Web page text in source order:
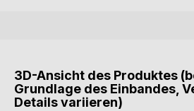
3D-Ansicht des Produktes
Grundlage des Einbandes,
Details variieren)